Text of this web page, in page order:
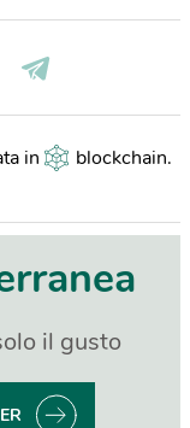
in blockchain.
il gusto